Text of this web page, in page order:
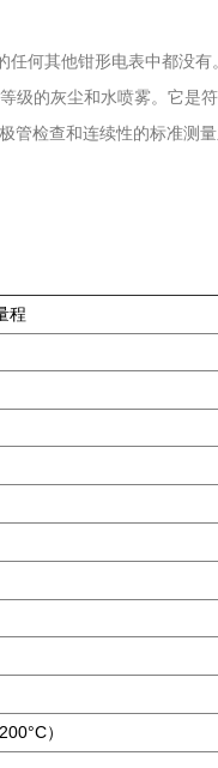
何其他钳形电表中都没
级的灰尘和水喷雾。它是
管检查和连续性的标准测
程
）